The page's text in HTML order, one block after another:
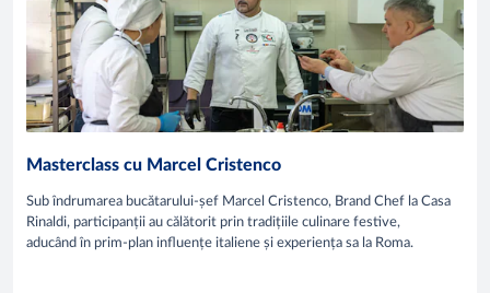
Masterclass cu Marcel Cristenco
Sub îndrumarea bucătarului-șef Marcel Cristenco, Brand Chef la Casa
Rinaldi, participanții au călătorit prin tradițiile culinare festive,
aducând în prim-plan influențe italiene și experiența sa la Roma.